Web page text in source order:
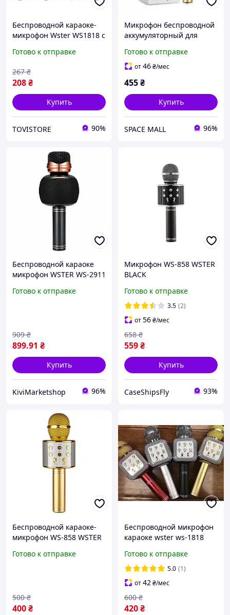
Беспроводной караоке-
микрофон Wster WS1818 с
колонка 5Вт, функция
Черный
Готово к отправке
208₴
267 ₴
Купить
TOVISTORE 90%
Микрофон беспроводной
аккумуляторный для
Готово к отправке
от46₴/мес
455₴
Купить
SPACE MALL 96%
Беспроводной караоке
микрофон WSTER WS-2911
подавления вокала,
Готово к отправке
899.91 ₴
909 ₴
Купить
KiviMarketshop 96%
Микрофон WS-858 WSTER
BLACK
Готово к отправке
3.5 (2)
от56₴/мес
559₴
658 ₴
Купить
CaseShipsFly 93%
Беспроводной караоке-
микрофон WS-858 WSTER
Bluetooth-колонка и MP3-
Готово к отправке
400₴
500 ₴
Беспроводной микрофон
караоке wster ws-1818
начинающих Караоке
микрофон для детей
Готово к отправке
5.0 (1)
от42₴/мес
420₴
600 ₴